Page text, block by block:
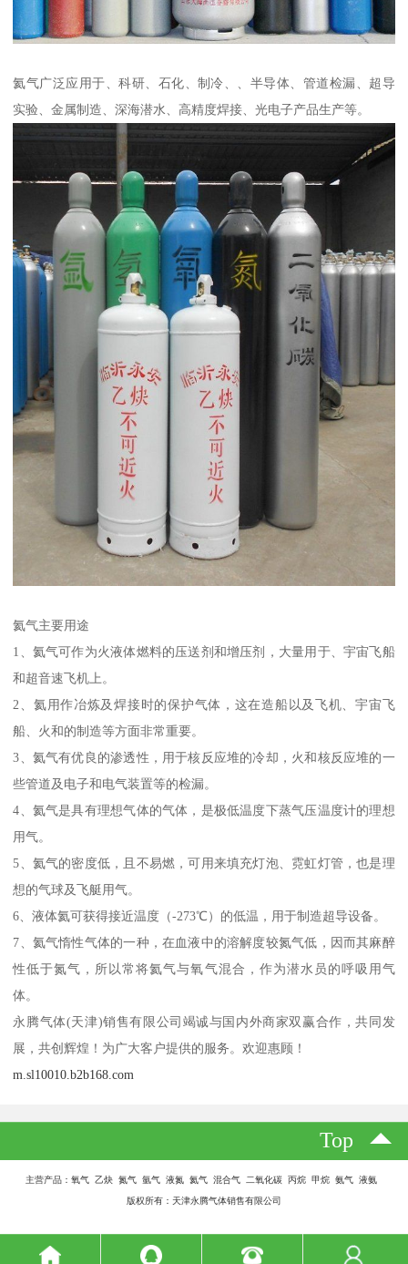
氦气广泛应用于、科研、石化、制冷、、半导体、管道检漏、超导
实验、金属制造、深海潜水、高精度焊接、光电子产品生产等。
氦气主要用途
1、氦气可作为火液体燃料的压送剂和增压剂，大量用于、宇宙飞船
和超音速飞机上。
2、氦用作冶炼及焊接时的保护气体，这在造船以及飞机、宇宙飞
船、火和的制造等方面非常重要。
3、氦气有优良的渗透性，用于核反应堆的冷却，火和核反应堆的一
些管道及电子和电气装置等的检漏。
4、氦气是具有理想气体的气体，是极低温度下蒸气压温度计的理想
用气。
5、氦气的密度低，且不易燃，可用来填充灯泡、霓虹灯管，也是理
想的气球及飞艇用气。
6、液体氦可获得接近温度（-273℃）的低温，用于制造超导设备。
7、氦气惰性气体的一种，在血液中的溶解度较氮气低，因而其麻醉
性低于氮气，所以常将氦气与氧气混合，作为潜水员的呼吸用气
体。
永腾气体(天津)销售有限公司竭诚与国内外商家双赢合作，共同发
展，共创辉煌！为广大客户提供的服务。欢迎惠顾！
m.sl10010.b2b168.com
Top
主营产品：氧气 乙炔 氮气 氩气 液氮 氦气 混合气 二氧化碳 丙烷 甲烷 氨气 液氨
版权所有：天津永腾气体销售有限公司